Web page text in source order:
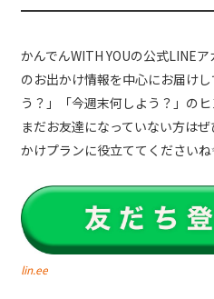
かんでんWITH YOUの公式LINE
のお出かけ情報を中心にお届け
う？」「今週末何しよう？」のヒ
まだお友達になっていない方は
かけプランに役立ててくださいね
lin.ee